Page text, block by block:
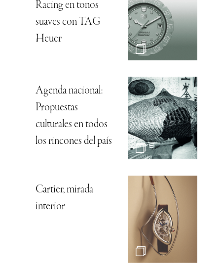
Racing en tonos
suaves con TAG
Heuer
Agenda nacional:
Propuestas
culturales en todos
los rincones del país
Cartier, mirada
interior